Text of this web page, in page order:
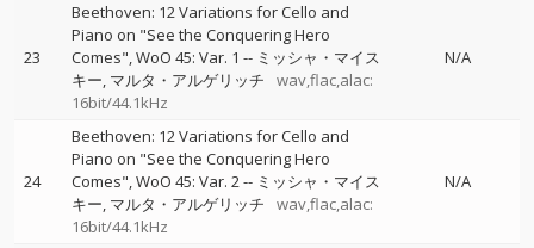
23
Beethoven: 12 Variations for Cello and
Piano on "See the Conquering Hero
Comes", WoO 45: Var. 1 -- ミッシャ・マイス
キー マルタ・アルゲリッチ
wav,flac,alac:
16bit/44.1kHz
N/A
24
Beethoven: 12 Variations for Cello and
Piano on "See the Conquering Hero
Comes", WoO 45: Var. 2-- ミッシャ・マイス
キー マルタ・アルゲリッチ
wav,flac,alac:
16bit/44.1kHz
N/A